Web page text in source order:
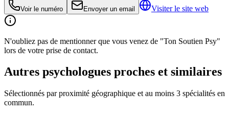
Voir le numéro Envoyer un email Visiter le site web
N'oubliez pas de mentionner que vous venez de "Ton Soutien Psy"
lors de votre prise de contact.
Autres psychologues proches et similaires
Sélectionnés par proximité géographique et au moins 3 spécialités en
commun.